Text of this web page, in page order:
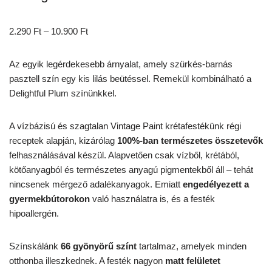
2.290 Ft – 10.900 Ft
Az egyik legérdekesebb árnyalat, amely szürkés-barnás
pasztell szín egy kis lilás beütéssel. Remekül kombinálható a
Delightful Plum színünkkel.
A vízbázisú és szagtalan Vintage Paint krétafestékünk régi
receptek alapján, kizárólag 100%-ban természetes összetevők
felhasználásával készül. Alapvetően csak vízből, krétából,
kötőanyagból és természetes anyagú pigmentekből áll – tehát
nincsenek mérgező adalékanyagok. Emiatt engedélyezett a
gyermekbútorokon való használatra is, és a festék
hipoallergén.
Színskálánk 66 gyönyörű színt tartalmaz, amelyek minden
otthonba illeszkednek. A festék nagyon matt felületet